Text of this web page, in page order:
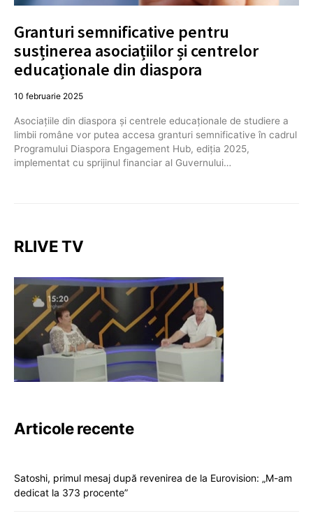
Granturi semnificative pentru
susținerea asociațiilor și centrelor
educaționale din diaspora
10 februarie 2025
Asociațiile din diaspora și centrele educaționale de studiere a
limbii române vor putea accesa granturi semnificative în cadrul
Programului Diaspora Engagement Hub, ediția 2025,
implementat cu sprijinul financiar al Guvernului…
RLIVE TV
Articole recente
Satoshi, primul mesaj după revenirea de la Eurovision: „M-am
dedicat la 373 procente”